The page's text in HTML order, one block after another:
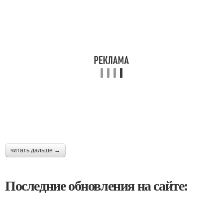
читать дальше →
Последние обновления на сайте: